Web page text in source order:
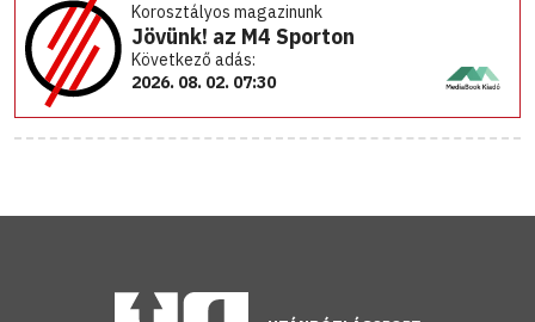
Korosztályos magazinunk
Jövünk! az M4 Sporton
Következő adás:
2026. 08. 02. 07:30